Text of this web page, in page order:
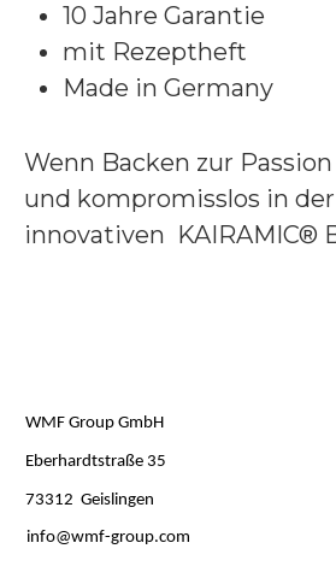
10 Jahre Garantie
mit Rezeptheft
Made in Germany
Wenn Backen zur
und kompromisslos in
innovativen KAIRAMIC®
WMF Group GmbH
Eberhardtstraße 35
73312 Geislingen
info@wmf-group.com